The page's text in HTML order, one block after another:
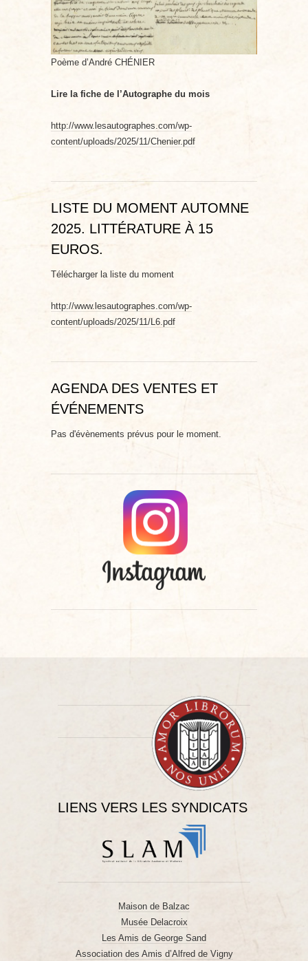
Poème d’André CHÉNIER
Lire la fiche de l’Autographe du mois
http://www.lesautographes.com/wp-
content/uploads/2025/11/Chenier.pdf
LISTE DU MOMENT AUTOMNE
2025. LITTÉRATURE À 15
EUROS.
Télécharger la liste du moment
http://www.lesautographes.com/wp-
content/uploads/2025/11/L6.pdf
AGENDA DES VENTES ET
ÉVÉNEMENTS
Pas d'évènements prévus pour le moment.
LIENS VERS LES SYNDICATS
Maison de Balzac
Musée Delacroix
Les Amis de George Sand
Association des Amis d’Alfred de Vigny